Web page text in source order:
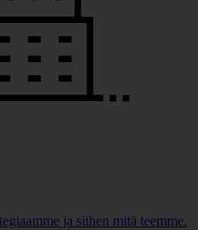
ja siihen mitä teemme.